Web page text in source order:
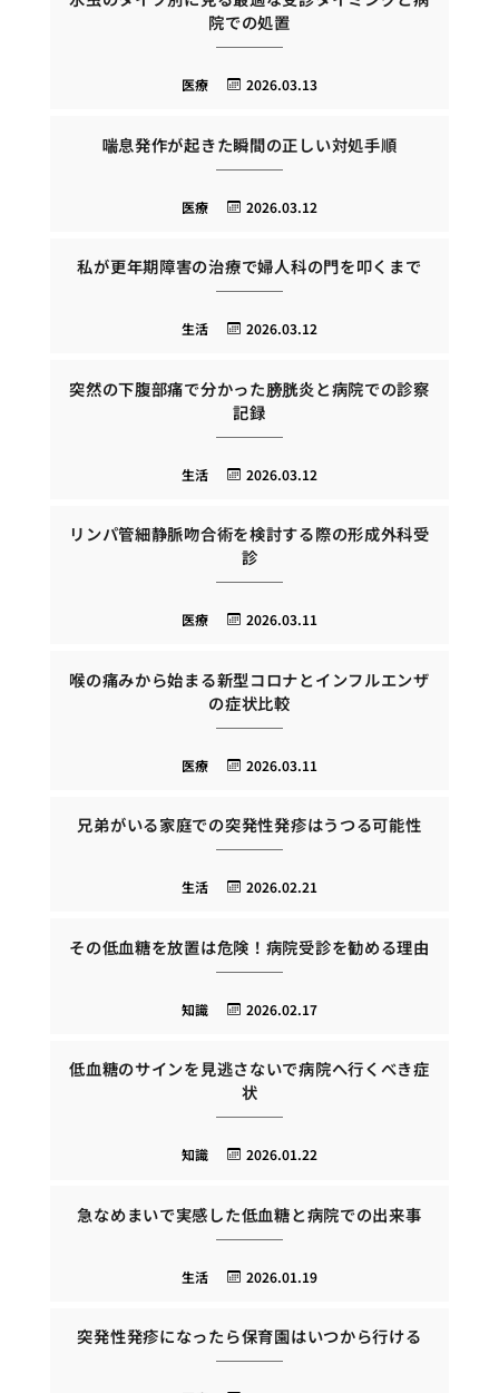
院での処置
2026.03.13
医療
喘息発作が起きた瞬間の正しい対処手順
2026.03.12
医療
私が更年期障害の治療で婦人科の門を叩くまで
2026.03.12
生活
突然の下腹部痛で分かった膀胱炎と病院での診察
記録
2026.03.12
生活
リンパ管細静脈吻合術を検討する際の形成外科受
診
2026.03.11
医療
喉の痛みから始まる新型コロナとインフルエンザ
の症状比較
2026.03.11
医療
兄弟がいる家庭での突発性発疹はうつる可能性
2026.02.21
生活
その低血糖を放置は危険！病院受診を勧める理由
2026.02.17
知識
低血糖のサインを見逃さないで病院へ行くべき症
状
2026.01.22
知識
急なめまいで実感した低血糖と病院での出来事
2026.01.19
生活
突発性発疹になったら保育園はいつから行ける